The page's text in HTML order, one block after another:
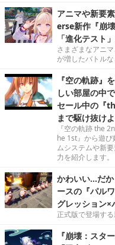
アニマや新要
erse新作『崩
「進化テスト
さまざまなアニ
が増したバトル
『空の軌跡』
しい部屋の中
セール中の『
まで駆け抜け
『空の軌跡 the
he 1st』から遊
ムシステムや新
力を紹介します。
かわいい…だか
ースの『パル
グレッション×
正式版で登場す
『崩壊：スタ